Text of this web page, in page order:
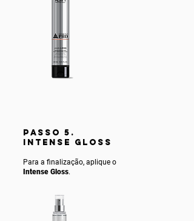
PASSO 5.
INTENSE gLOSS
Para a finalização, aplique o
Intense Gloss.